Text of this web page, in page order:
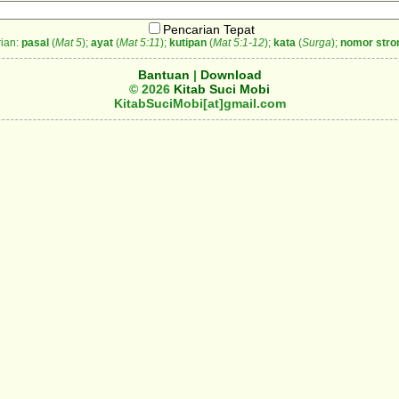
Pencarian Tepat
pasal(Mat 5); ayat(Mat 5:11); kutipan(Mat 5:1-12); kata (Surga); nomor
Bantuan | Download
© 2026 Kitab Suci Mobi
KitabSuciMobi[at]gmail.com